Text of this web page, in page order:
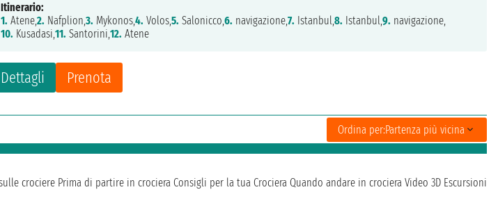
Dettagli Prenota
Itinerario:
1. Atene,2. Nafplion,3. Mykonos,4. Volos,5. Salonicco,6. navigazione,7. Istanbul,8. Istanbul,9. navigazione,
10. Kusadasi,11. Santorini,12. Atene
Ordina per:Partenza più vicina
crociere Prima di partire in crociera Consigli per la tua Crociera Quando andare in crociera Video 3D Escursioni